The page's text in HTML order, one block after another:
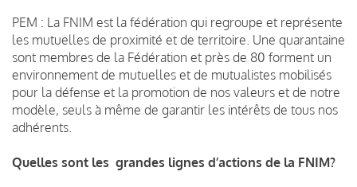
PEM : La FNIM est la fédération qui regroupe et représente
les mutuelles de proximité et de territoire. Une quarantaine
sont membres de la Fédération et près de 80 forment un
environnement de mutuelles et de mutualistes mobilisés
pour la défense et la promotion de nos valeurs et de notre
modèle, seuls à même de garantir les intérêts de tous nos
adhérents.
Quelles sont les grandes lignes d’actions de la FNIM?